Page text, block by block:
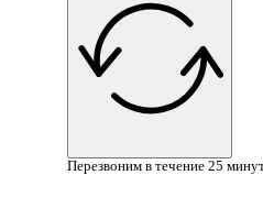
Перезвоним в течение 25